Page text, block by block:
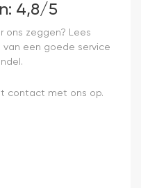
4,8/5
ons zeggen? Lees
van een goede service
contact met ons op.